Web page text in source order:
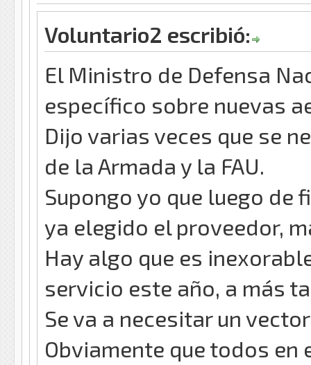
Voluntario2 escribió:
El Ministro de Defensa
específico sobre nuevas
Dijo varias veces que se
de la Armada y la FAU.
Supongo yo que luego de
ya elegido el proveedor,
Hay algo que es
servicio este año, a más
Se va a necesitar un
Obviamente que todos